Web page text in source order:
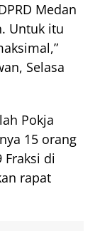
Medan
Untuk itu
Selasa
Pokja
15 orang
di
rapat